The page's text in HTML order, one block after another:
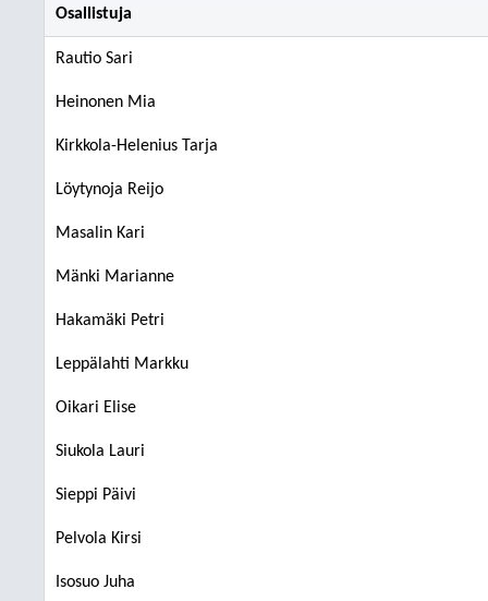
Osallistuja
Rautio Sari
Heinonen Mia
Kirkkola-Helenius Tarja
Löytynoja Reijo
Masalin Kari
Mänki Marianne
Hakamäki Petri
Leppälahti Markku
Oikari Elise
Siukola Lauri
Sieppi Päivi
Pelvola Kirsi
Isosuo Juha